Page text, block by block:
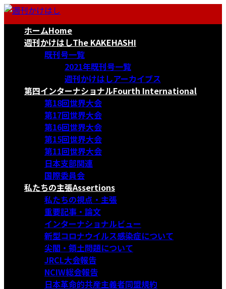
コ
ナ
ホームHome
週刊かけはしThe KAKEHASHI
既刊号一覧
2021年既刊号一覧
週刊かけはしアーカイブス
第四インターナショナルFourth International
第18回世界大会
第17回世界大会
第16回世界大会
第15回世界大会
第11回世界大会
日本支部関連
国際委員会
私たちの主張Assertions
私たちの視点・主張
重要記事・論文
インターナショナルビュー
新型コロナウイルス感染症について
尖閣・領土問題について
JRCL大会報告
NCIW総会報告
日本革命的共産主義者同盟規約